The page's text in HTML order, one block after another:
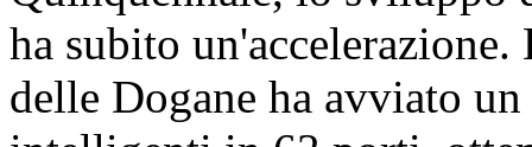
ha subito
delle Dogane ha avviato